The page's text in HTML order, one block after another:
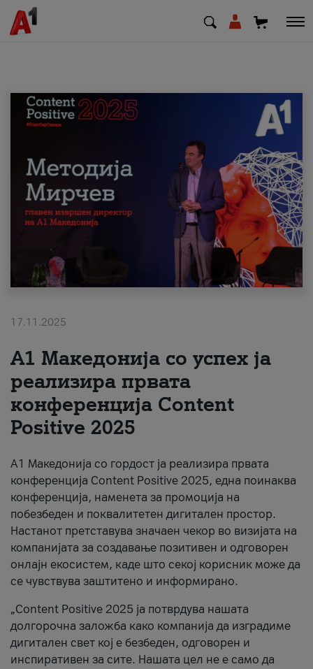
МК EN
Приватни Деловни
Поддршка
Надополни кредит
#ПодобарОнлајн
17.11.2025
А1 Македонија со успех ја
реализира првата
конференција Content
Positive 2025
А1 Македонија со гордост ја реализира првата
конференција Content Positive 2025, една поинаква
конференција, наменета за промоција на
побезбеден и поквалитетен дигитален простор.
Настанот претставува значаен чекор во визијата на
компанијата за создавање позитивен и одговорен
онлајн екосистем, каде што секој корисник може да
се чувствува заштитено и информирано.
„Content Positive 2025 ја потврдува нашата
долгорочна заложба како компанија да изградиме
дигитален свет кој е безбеден, одговорен и
инспиративен за сите. Нашата цел не е само да